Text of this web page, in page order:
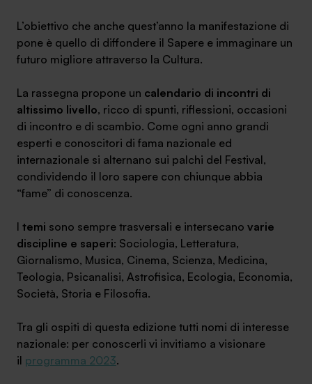
L’obiettivo che anche quest’anno la manifestazione di
pone è quello di diffondere il Sapere e immaginare un
futuro migliore attraverso la Cultura.
La rassegna propone un calendario di incontri di
altissimo livello, ricco di spunti, riflessioni, occasioni
di incontro e di scambio. Come ogni anno grandi
esperti e conoscitori di fama nazionale ed
internazionale si alternano sui palchi del Festival,
condividendo il loro sapere con chiunque abbia
“fame” di conoscenza.
I temi sono sempre trasversali e intersecano varie
discipline e saperi: Sociologia, Letteratura,
Giornalismo, Musica, Cinema, Scienza, Medicina,
Teologia, Psicanalisi, Astrofisica, Ecologia, Economia,
Società, Storia e Filosofia.
Tra gli ospiti di questa edizione tutti nomi di interesse
nazionale: per conoscerli vi invitiamo a visionare
il programma 2023.